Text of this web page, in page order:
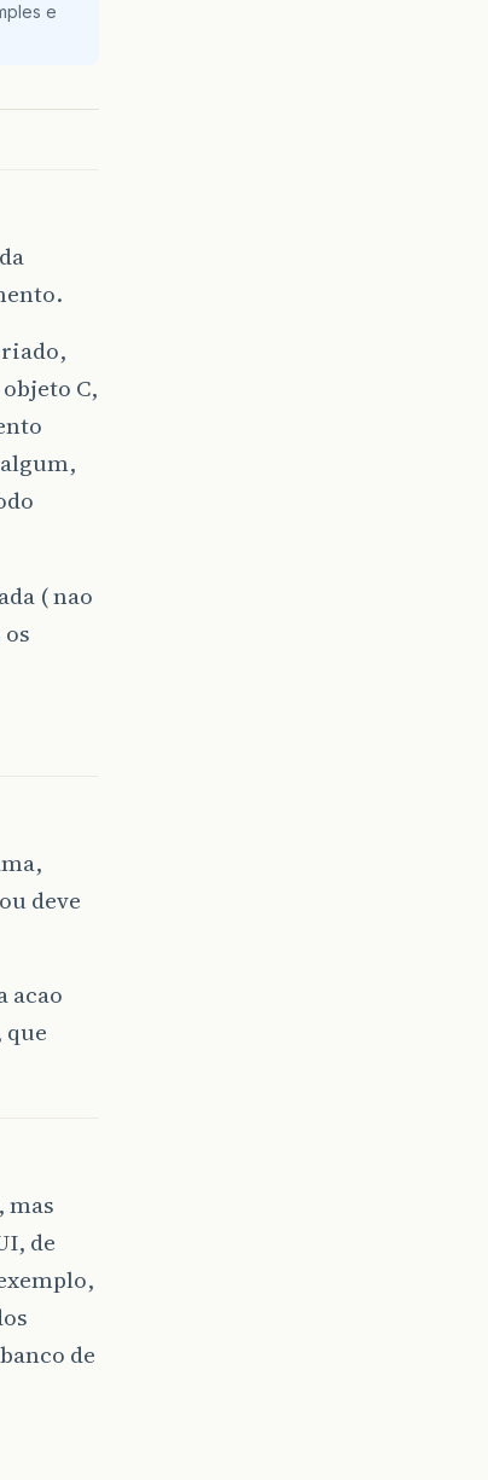
e
C,
( nao
deve
acao
que
mas
de
de